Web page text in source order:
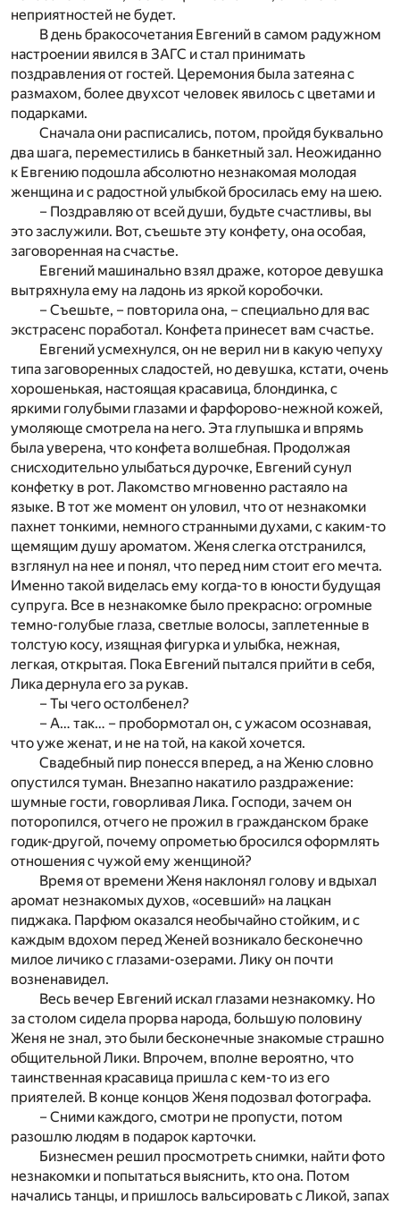
неприятностей не будет.
В день бракосочетания Евгений в самом радужном
настроении явился в ЗАГС и стал принимать
поздравления от гостей. Церемония была затеяна с
размахом, более двухсот человек явилось с цветами и
подарками.
Сначала они расписались, потом, пройдя буквально
два шага, переместились в банкетный зал. Неожиданно
к Евгению подошла абсолютно незнакомая молодая
женщина и с радостной улыбкой бросилась ему на шею.
– Поздравляю от всей души, будьте счастливы, вы
это заслужили. Вот, съешьте эту конфету, она особая,
заговоренная на счастье.
Евгений машинально взял драже, которое девушка
вытряхнула ему на ладонь из яркой коробочки.
– Съешьте, – повторила она, – специально для вас
экстрасенс поработал. Конфета принесет вам счастье.
Евгений усмехнулся, он не верил ни в какую чепуху
типа заговоренных сладостей, но девушка, кстати, очень
хорошенькая, настоящая красавица, блондинка, с
яркими голубыми глазами и фарфорово-нежной кожей,
умоляюще смотрела на него. Эта глупышка и впрямь
была уверена, что конфета волшебная. Продолжая
снисходительно улыбаться дурочке, Евгений сунул
конфетку в рот. Лакомство мгновенно растаяло на
языке. В тот же момент он уловил, что от незнакомки
пахнет тонкими, немного странными духами, с каким-то
щемящим душу ароматом. Женя слегка отстранился,
взглянул на нее и понял, что перед ним стоит его мечта.
Именно такой виделась ему когда-то в юности будущая
супруга. Все в незнакомке было прекрасно: огромные
темно-голубые глаза, светлые волосы, заплетенные в
толстую косу, изящная фигурка и улыбка, нежная,
легкая, открытая. Пока Евгений пытался прийти в себя,
Лика дернула его за рукав.
– Ты чего остолбенел?
– А… так… – пробормотал он, с ужасом осознавая,
что уже женат, и не на той, на какой хочется.
Свадебный пир понесся вперед, а на Женю словно
опустился туман. Внезапно накатило раздражение:
шумные гости, говорливая Лика. Господи, зачем он
поторопился, отчего не прожил в гражданском браке
годик-другой, почему опрометью бросился оформлять
отношения с чужой ему женщиной?
Время от времени Женя наклонял голову и вдыхал
аромат незнакомых духов, «осевший» на лацкан
пиджака. Парфюм оказался необычайно стойким, и с
каждым вдохом перед Женей возникало бесконечно
милое личико с глазами-озерами. Лику он почти
возненавидел.
Весь вечер Евгений искал глазами незнакомку. Но
за столом сидела прорва народа, большую половину
Женя не знал, это были бесконечные знакомые страшно
общительной Лики. Впрочем, вполне вероятно, что
таинственная красавица пришла с кем-то из его
приятелей. В конце концов Женя подозвал фотографа.
– Сними каждого, смотри не пропусти, потом
разошлю людям в подарок карточки.
Бизнесмен решил просмотреть снимки, найти фото
незнакомки и попытаться выяснить, кто она. Потом
начались танцы, и пришлось вальсировать с Ликой, запах